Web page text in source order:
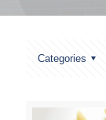
Categories